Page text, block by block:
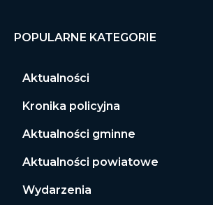
POPULARNE KATEGORIE
Aktualności
Kronika policyjna
Aktualności gminne
Aktualności powiatowe
Wydarzenia